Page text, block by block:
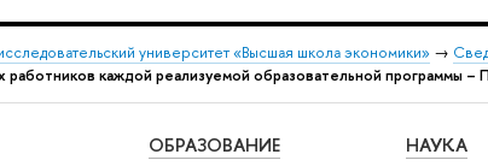
университет «Высшая школа экономики» →
работников каждой реализуемой образовательной программы
ОБРАЗОВАНИЕ НАУКА